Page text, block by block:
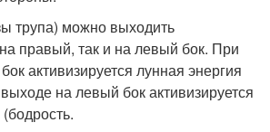
трупа) можно выходить
правый, так и на левый бок. При
активизируется лунная энергия
на левый бок активизируется